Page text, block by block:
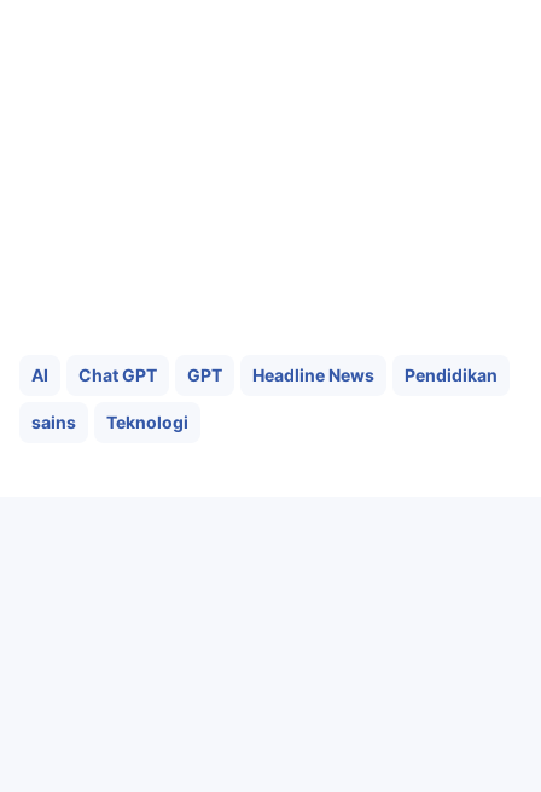
AI Chat GPT GPT Headline News Pendidikan
sains Teknologi